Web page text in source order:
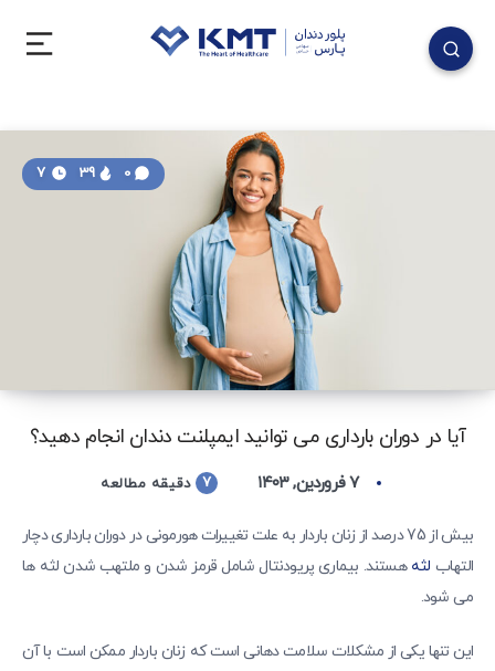
آیا در دوران بارداری می توانید ایمپلنت دندان انجام دهید؟
0
39
۷ فروردین, ۱۴۰۳ 7 دقیقه مطالعه
بیش از 75 درصد از زنان باردار به علت تغییرات هورمونی در دوران بارداری دچار
التهاب لثه هستند. بیماری پریودنتال شامل قرمز شدن و ملتهب شدن لثه ها
می شود.
این تنها یکی از مشکلات سلامت دهانی است که زنان باردار ممکن است با آن